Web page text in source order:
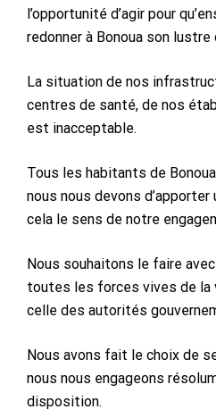
l’opportunité d’agir pour
redonner à Bonoua son lustre
La situation de nos
centres de santé, de nos
est inacceptable.
Tous les habitants de
nous nous devons
cela le sens de notre
Nous souhaitons le faire
toutes les forces vives de la
celle des autorités
Nous avons fait le choix de
nous nous engageons
disposition.